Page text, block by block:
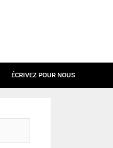
ÉCRIVEZ POUR NOUS